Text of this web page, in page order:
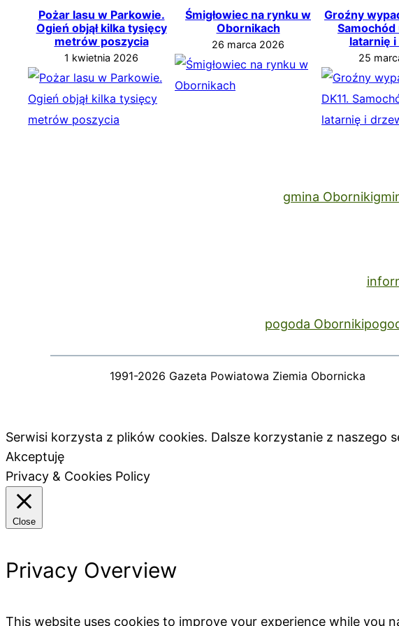
Pożar lasu w Parkowie.
Ogień objął kilka tysięcy
metrów poszycia
1 kwietnia 2026
Śmigłowiec na rynku w
Obornikach
26 marca 2026
Groźny
Samochód
latarnię
25
gmina Oborniki
pogoda Oborniki
1991-2026 Gazeta Powiatowa Ziemia Obornicka
Serwisi korzysta z plików cookies. Dalsze korzystanie z
Akceptuję
Privacy & Cookies Policy
Close
Privacy Overview
This website uses cookies to improve your experience while